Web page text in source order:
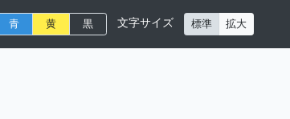
青 黄 黒 文字サイズ 標準 拡大